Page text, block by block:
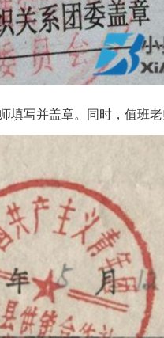
填写并盖章。同时，值班